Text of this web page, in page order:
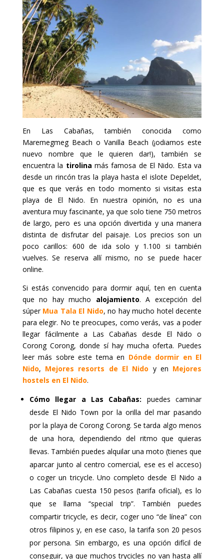
En Las Cabañas, también conocida como
Maremegmeg Beach o Vanilla Beach (¡odiamos este
nuevo nombre que le quieren dar!), también se
encuentra la tirolina más famosa de El Nido. Esta va
desde un rincón tras la playa hasta el islote Depeldet,
que es que verás en todo momento si visitas esta
playa de El Nido. En nuestra opinión, no es una
aventura muy fascinante, ya que solo tiene 750 metros
de largo, pero es una opción divertida y una manera
distinta de disfrutar del paisaje. Los precios son un
poco carillos: 600 de ida solo y 1.100 si también
vuelves. Se reserva allí mismo, no se puede hacer
online.
Si estás convencido para dormir aquí, ten en cuenta
que no hay mucho alojamiento. A excepción del
súper Mua Tala El Nido, no hay mucho hotel decente
para elegir. No te preocupes, como verás, vas a poder
llegar fácilmente a Las Cabañas desde El Nido o
Corong Corong, donde sí hay mucha oferta. Puedes
leer más sobre este tema en Dónde dormir en El
Nido, Mejores resorts de El Nido y en Mejores
hostels en El Nido.
Cómo llegar a Las Cabañas: puedes caminar
desde El Nido Town por la orilla del mar pasando
por la playa de Corong Corong. Se tarda algo menos
de una hora, dependiendo del ritmo que quieras
llevas. También puedes alquilar una moto (tienes que
aparcar junto al centro comercial, ese es el acceso)
o coger un tricycle. Uno completo desde El Nido a
Las Cabañas cuesta 150 pesos (tarifa oficial), es lo
que se llama “special trip”. También puedes
compartir tricycle, es decir, coger uno “de línea” con
otros filipinos y, en ese caso, la tarifa son 20 pesos
por persona. Sin embargo, es una opción difícil de
conseguir, ya que muchos trycicles no van hasta allí